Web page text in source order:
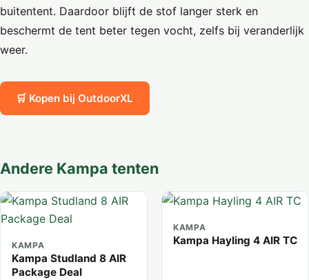
buitentent. Daardoor blijft de stof langer sterk en
beschermt de tent beter tegen vocht, zelfs bij veranderlijk
weer.
🛒 Kopen bij OutdoorXL
Andere Kampa tenten
KAMPA
Kampa Studland 8 AIR
Package Deal
KAMPA
Kampa Hayling 4 AIR TC